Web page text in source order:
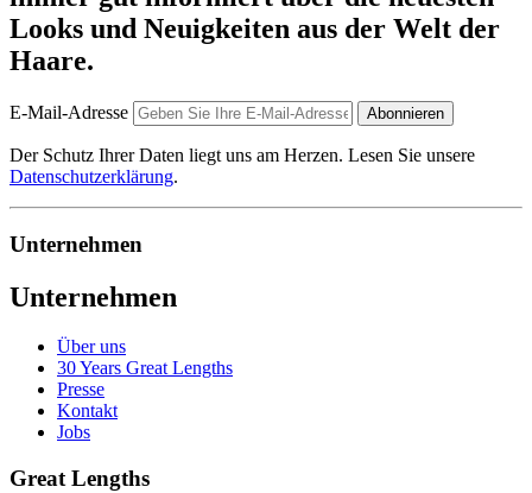
Looks und Neuigkeiten aus der Welt der
Haare.
E-Mail-Adresse Abonnieren
Der Schutz Ihrer Daten liegt uns am Herzen. Lesen Sie unsere
Datenschutzerklärung.
Unternehmen
Unternehmen
Über uns
30 Years Great Lengths
Presse
Kontakt
Jobs
Great Lengths